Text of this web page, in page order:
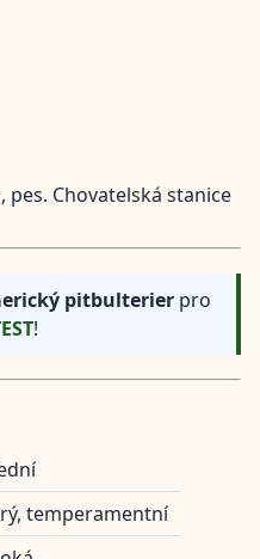
pes. Chovatelská stanice
pitbulterier pro
!
temperamentní